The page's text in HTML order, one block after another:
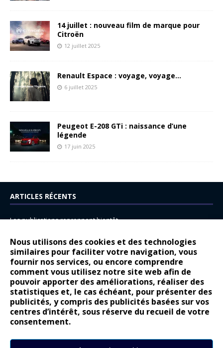
Nous utilisons des cookies et des technologies
similaires pour faciliter votre navigation, vous
fournir nos services, ou encore comprendre
comment vous utilisez notre site web afin de
pouvoir apporter des améliorations, réaliser des
statistiques et, le cas échéant, pour présenter des
publicités, y compris des publicités basées sur vos
centres d’intérêt, sous réserve du recueil de votre
consentement.
14 juillet : nouveau film de marque pour
Citroën
12 juillet 2025
Renault Espace : voyage, voyage…
6 juillet 2025
Peugeot E-208 GTi : naissance d’une
légende
17 juin 2025
ARTICLES RÉCENTS
Les publications reprennent bientôt…
14 juillet : nouveau film de marque pour Citroën
Renault Espace : voyage, voyage…
Peugeot E-208 GTi : naissance d’une légende
COMMENTAIRES RÉCENTS
Bernard Dardartdans
Gilly